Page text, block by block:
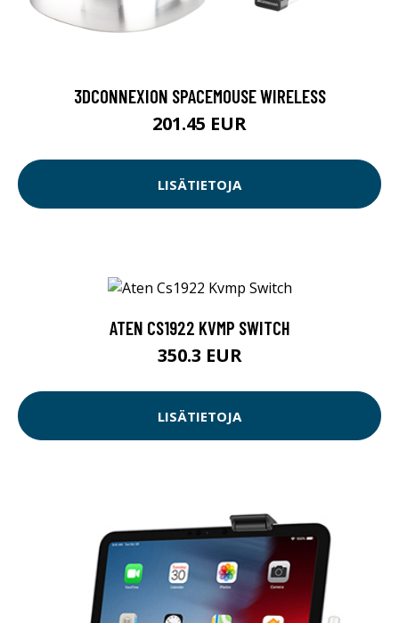
3DCONNEXION SPACEMOUSE WIRELESS
201.45 EUR
LISÄTIETOJA
ATEN CS1922 KVMP SWITCH
350.3 EUR
LISÄTIETOJA